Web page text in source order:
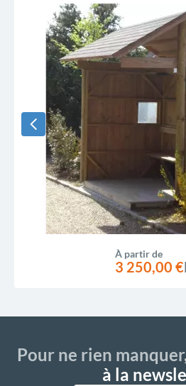
À partir de
3 250,00 €
Pour ne rien
à la